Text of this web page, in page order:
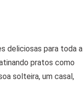
deliciosas para toda a
pratos como
solteira, um casal,